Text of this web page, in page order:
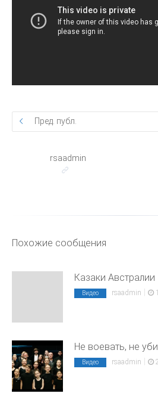
Пред. публ.
rsaadmin
Похожие сообщения
Казаки Австралии
Видео rsaadmin |
Не воевать, не
Видео rsaadmin |